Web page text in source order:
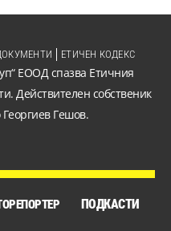
ЕООД спазва Етичния
Действителен собственик
Гешов.
ЕТИЧЕН КОДЕКС
ПОДКАСТИ